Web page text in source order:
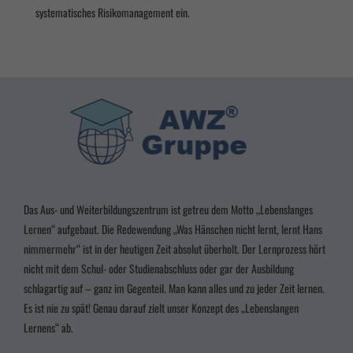
systematisches Risikomanagement ein.
Das Aus- und Weiterbildungszentrum ist getreu dem Motto „Lebenslanges
Lernen“ aufgebaut. Die Redewendung „Was Hänschen nicht lernt, lernt Hans
nimmermehr“ ist in der heutigen Zeit absolut überholt. Der Lernprozess hört
nicht mit dem Schul- oder Studienabschluss oder gar der Ausbildung
schlagartig auf – ganz im Gegenteil. Man kann alles und zu jeder Zeit lernen.
Es ist nie zu spät! Genau darauf zielt unser Konzept des „Lebenslangen
Lernens“ ab.
Alle akzeptieren
Essenzielle Cookies ermöglichen grundlegende Funktionen und sind für die einwandfreie
Funktion der Website erforderlich.
Cookie-Informationen anzeigen
Marketing-Cookies werden von Drittanbietern oder Publishern verwendet, um
personalisierte Werbung anzuzeigen. Sie tun dies, indem sie Besucher über Websites hinweg
Cookie-Informationen anzeigen
powered by Borlabs Cookie Datenschutzerklärung Impressum